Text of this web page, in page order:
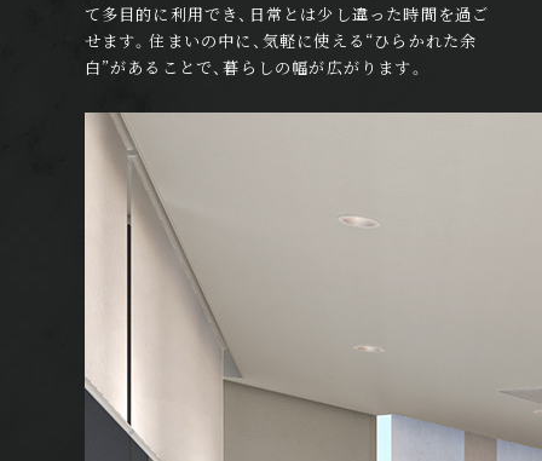
て多目的に利用でき、日常とは少し違った時間を過ご
せます。住まいの中に、気軽に使える“ひらかれた余
白”があることで、暮らしの幅が広がります。